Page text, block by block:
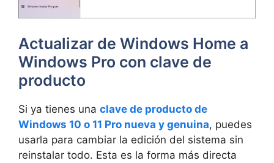
Actualizar de Windows Home a
Windows Pro con clave de
producto
Si ya tienes una clave de producto de
Windows 10 o 11 Pro nueva y genuina, puedes
usarla para cambiar la edición del sistema sin
reinstalar todo. Esta es la forma más directa